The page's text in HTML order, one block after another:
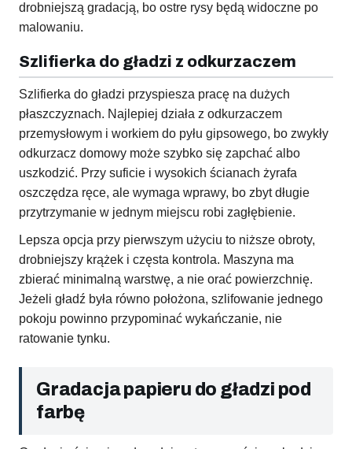
drobniejszą gradacją, bo ostre rysy będą widoczne po
malowaniu.
Szlifierka do gładzi z odkurzaczem
Szlifierka do gładzi przyspiesza pracę na dużych
płaszczyznach. Najlepiej działa z odkurzaczem
przemysłowym i workiem do pyłu gipsowego, bo zwykły
odkurzacz domowy może szybko się zapchać albo
uszkodzić. Przy suficie i wysokich ścianach żyrafa
oszczędza ręce, ale wymaga wprawy, bo zbyt długie
przytrzymanie w jednym miejscu robi zagłębienie.
Lepsza opcja przy pierwszym użyciu to niższe obroty,
drobniejszy krążek i częsta kontrola. Maszyna ma
zbierać minimalną warstwę, a nie orać powierzchnię.
Jeżeli gładź była równo położona, szlifowanie jednego
pokoju powinno przypominać wykańczanie, nie
ratowanie tynku.
Gradacja papieru do gładzi pod
farbę